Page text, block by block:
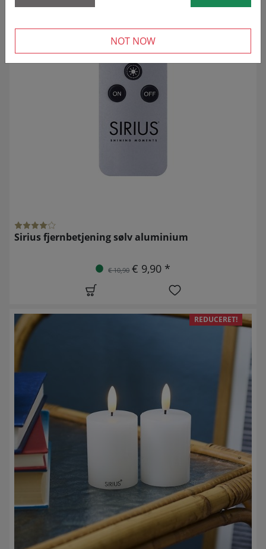
Sirius fjernbetjening sølv aluminium
€ 10,90 € 9,90 *
REDUCERET!
NOT NOW